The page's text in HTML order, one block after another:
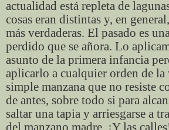
actualidad está repleta de
cosas eran distintas y, en
más verdaderas. El pasado es
perdido que se añora. Lo
asunto de la primera infancia
aplicarlo a cualquier orden de la
simple manzana que no resiste
de antes, sobre todo si para
saltar una tapia y arriesgarse a
del manzano madre. ¡Y las